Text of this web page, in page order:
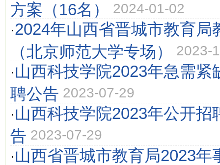
方案（16名）
2024-01-02
·2024年山西省晋城市教育局
（北京师范大学专场）
2023-
·山西科技学院2023年急需紧
聘公告 2023-07-29
·山西科技学院2023年公开招
告 2023-07-29
·山西省晋城市教育局2023年